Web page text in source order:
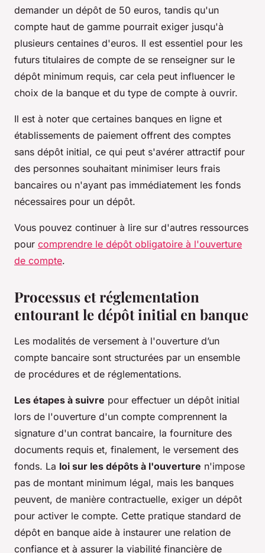
demander un dépôt de 50 euros, tandis qu'un
compte haut de gamme pourrait exiger jusqu'à
plusieurs centaines d'euros. Il est essentiel pour les
futurs titulaires de compte de se renseigner sur le
dépôt minimum requis, car cela peut influencer le
choix de la banque et du type de compte à ouvrir.
Il est à noter que certaines banques en ligne et
établissements de paiement offrent des comptes
sans dépôt initial, ce qui peut s'avérer attractif pour
des personnes souhaitant minimiser leurs frais
bancaires ou n'ayant pas immédiatement les fonds
nécessaires pour un dépôt.
Vous pouvez continuer à lire sur d'autres ressources
pour comprendre le dépôt obligatoire à l'ouverture
de compte.
Processus et réglementation
entourant le dépôt initial en banque
Les modalités de versement à l'ouverture d’un
compte bancaire sont structurées par un ensemble
de procédures et de réglementations.
Les étapes à suivre pour effectuer un dépôt initial
lors de l'ouverture d'un compte comprennent la
signature d'un contrat bancaire, la fourniture des
documents requis et, finalement, le versement des
fonds. La loi sur les dépôts à l'ouverture n'impose
pas de montant minimum légal, mais les banques
peuvent, de manière contractuelle, exiger un dépôt
pour activer le compte. Cette pratique standard de
dépôt en banque aide à instaurer une relation de
confiance et à assurer la viabilité financière de